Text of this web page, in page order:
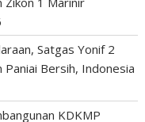
Satgas Yonif 2
Paniai Bersih, Indonesia
KDKMP